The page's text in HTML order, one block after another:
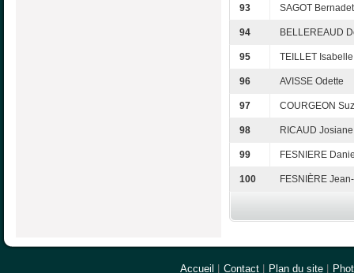
93 SAGOT
94 BELLEREAUD
95 TEILLET Isabelle
96 AVISSE Odette
97 COURGEON
98 RICAUD Josiane
99 FESNIERE
100 FESNIÈRE
Accueil Contact Plan du site